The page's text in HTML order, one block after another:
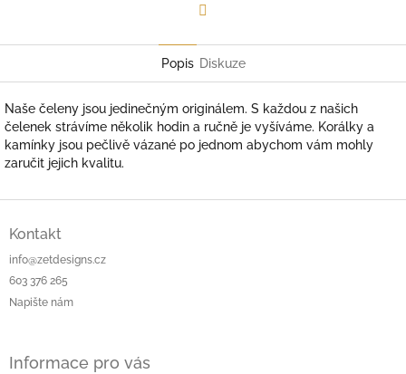
Popis Diskuze
Naše čeleny jsou jedinečným originálem. S každou z našich
čelenek strávíme několik hodin a ručně je vyšíváme. Korálky a
kamínky jsou pečlivě vázané po jednom abychom vám mohly
zaručit jejich kvalitu.
Kontakt
info@zetdesigns.cz
603 376 265
Napište nám
Informace pro vás